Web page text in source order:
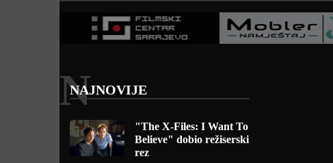
NAJNOVIJE
N
"The X-Files: I Want To
Believe" dobio režiserski
rez